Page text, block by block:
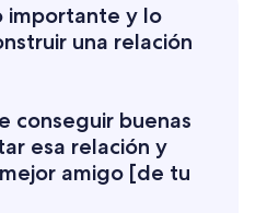
importante y lo
una relación
conseguir buenas
esa relación y
amigo [de tu